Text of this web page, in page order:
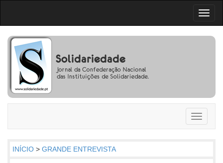
Toggle
INÍCIO > GRANDE ENTREVISTA